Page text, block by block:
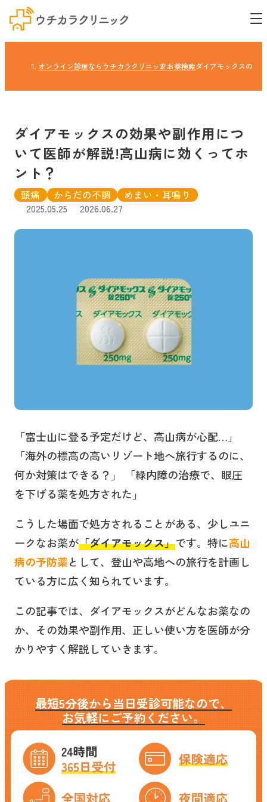
オンライン診療ならウチカラクリニックお薬検索ダイアモックスの効
ダイアモックスの効果や副作用につ
いて医師が解説!高山病に効くってホ
ント？
頭痛 からだの不調
めまい・耳鳴り
2025.05.25
2026.06.27
「富士山に登る予定だけど、高山病が心配…」
「海外の標高の高いリゾート地へ旅行するのに、
何か対策はできる？」 「緑内障の治療で、眼圧
を下げる薬を処方された」
こうした場面で処方されることがある、少しユニ
ークなお薬が「ダイアモックス」です。特に高山
病の予防薬として、登山や高地への旅行を計画し
ている方に広く知られています。
この記事では、ダイアモックスがどんなお薬なの
か、その効果や副作用、正しい使い方を医師が分
かりやすく解説していきます。
最短5分後から当日受診可能なので、
お気軽にご予約ください。